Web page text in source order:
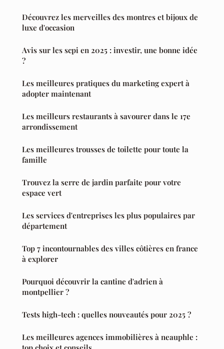
Découvrez les merveilles des montres et bijoux de
luxe d'occasion
Avis sur les scpi en 2025 : investir, une bonne idée
?
Les meilleures pratiques du marketing expert à
adopter maintenant
Les meilleurs restaurants à savourer dans le 17e
arrondissement
Les meilleures trousses de toilette pour toute la
famille
Trouvez la serre de jardin parfaite pour votre
espace vert
Les services d'entreprises les plus populaires par
département
Top 7 incontournables des villes côtières en france
à explorer
Pourquoi découvrir la cantine d'adrien à
montpellier ?
Tests high-tech : quelles nouveautés pour 2025 ?
Les meilleures agences immobilières à neauphle :